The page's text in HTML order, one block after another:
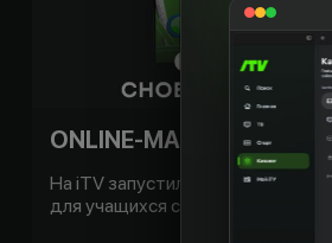
На iTV запустились 3
для учащихся средних школ: -...